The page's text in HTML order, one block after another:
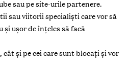
sau pe site-urile partenere.
sau viitorii specialiști care vor să
ușor de înțeles să facă
cât și pe cei care sunt blocați și vor